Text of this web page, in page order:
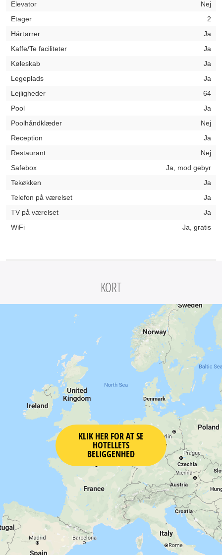
Elevator
Nej
Etager
2
Hårtørrer
Ja
Kaffe/Te faciliteter
Ja
Køleskab
Ja
Legeplads
Ja
Lejligheder
64
Pool
Ja
Poolhåndklæder
Nej
Reception
Ja
Restaurant
Nej
Safebox
Ja, mod gebyr
Tekøkken
Ja
Telefon på værelset
Ja
TV på værelset
Ja
WiFi
Ja, gratis
KORT
KLIK HER FOR AT SE
HOTELLETS
BELIGGENHED